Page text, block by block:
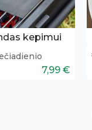
kepimui
7,99 €